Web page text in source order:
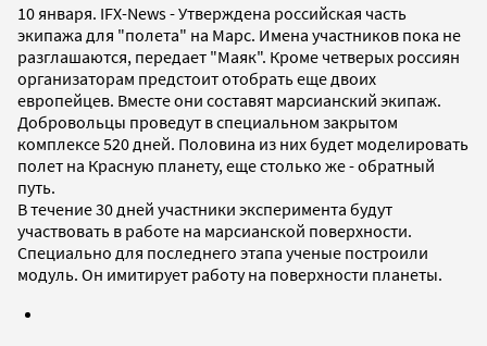
10 января. IFX-News - Утверждена российская часть
экипажа для "полета" на Марс. Имена участников пока не
разглашаются, передает "Маяк". Кроме четверых россиян
организаторам предстоит отобрать еще двоих
европейцев. Вместе они составят марсианский экипаж.
Добровольцы проведут в специальном закрытом
комплексе 520 дней. Половина из них будет моделировать
полет на Красную планету, еще столько же - обратный
путь.
В течение 30 дней участники эксперимента будут
участвовать в работе на марсианской поверхности.
Специально для последнего этапа ученые построили
модуль. Он имитирует работу на поверхности планеты.